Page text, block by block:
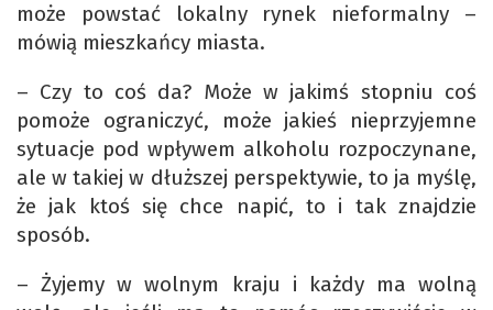
może powstać lokalny rynek nieformalny –
mówią mieszkańcy miasta.
– Czy to coś da? Może w jakimś stopniu coś
pomoże ograniczyć, może jakieś nieprzyjemne
sytuacje pod wpływem alkoholu rozpoczynane,
ale w takiej w dłuższej perspektywie, to ja myślę,
że jak ktoś się chce napić, to i tak znajdzie
sposób.
– Żyjemy w wolnym kraju i każdy ma wolną